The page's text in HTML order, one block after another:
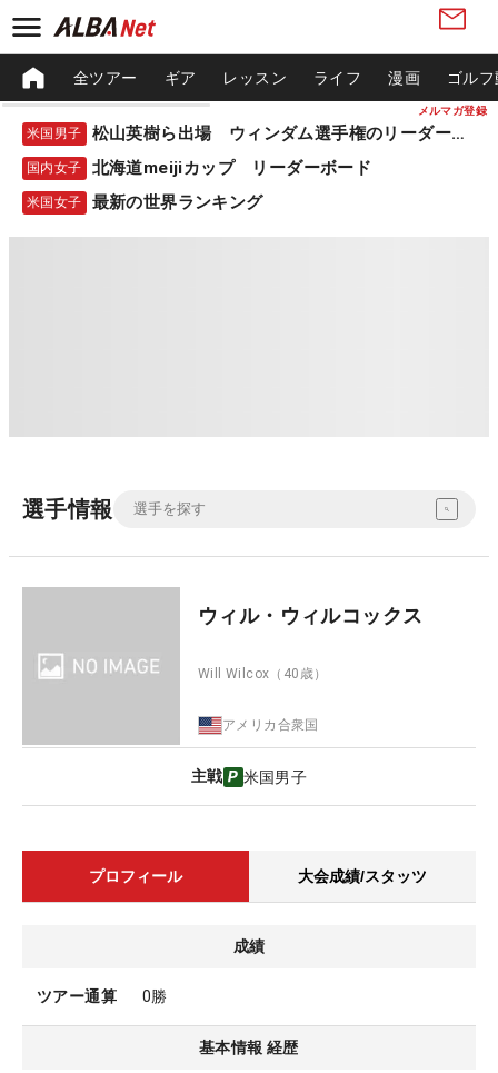
メルマガ登録
全ツアー ギア レッスン ライフ 漫画 ゴル
米国男子 松山英樹ら出場 ウィンダム選手権のリーダーボード
国内女子 北海道meijiカップ リーダーボード
米国女子 最新の世界ランキング
選手情報
ウィル・ウィルコックス
Will Wilcox （40歳）
アメリカ合衆国
主戦 米国男子
プロフィール 大会成績/スタッツ
成績
ツアー通算 0勝
基本情報 経歴